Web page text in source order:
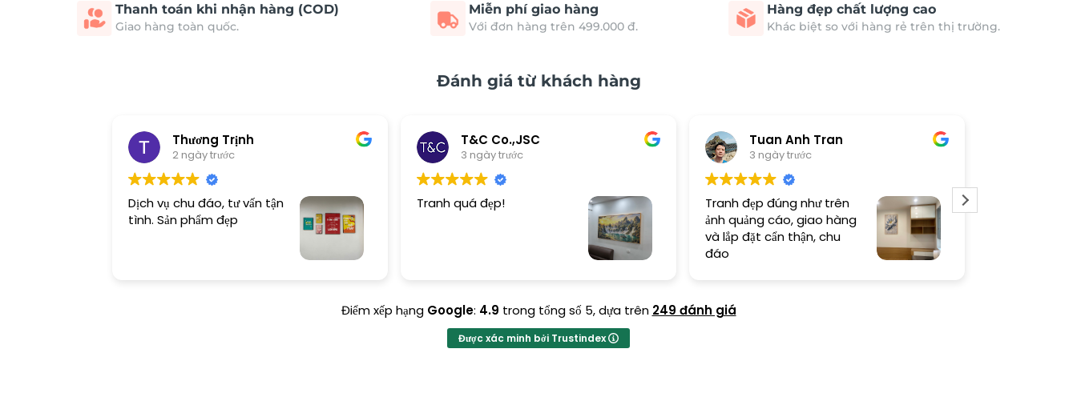
Thanh toán khi nhận hàng (COD)
Giao hàng toàn quốc.
Miễn phí giao hàng
Với đơn hàng trên 499.000 đ.
Hàng đẹp chất lượng cao
Khác biệt so với hàng rẻ trên thị trường.
Đánh giá từ khách hàng
Thương Trịnh
2 ngày trước
Dịch vụ chu đáo, tư vấn tận
tình. Sản phẩm đẹp
T&C Co.,JSC
3 ngày trước
Tranh quá đẹp!
Tuan Anh Tran
3 ngày trước
Tranh đẹp đúng như trên
ảnh quảng cáo, giao hàng
và lắp đặt cẩn thận, chu
đáo
Điểm xếp hạng Google: 4.9 trong tổng số 5, dựa trên 249 đánh giá
Được xác minh bởi Trustindex